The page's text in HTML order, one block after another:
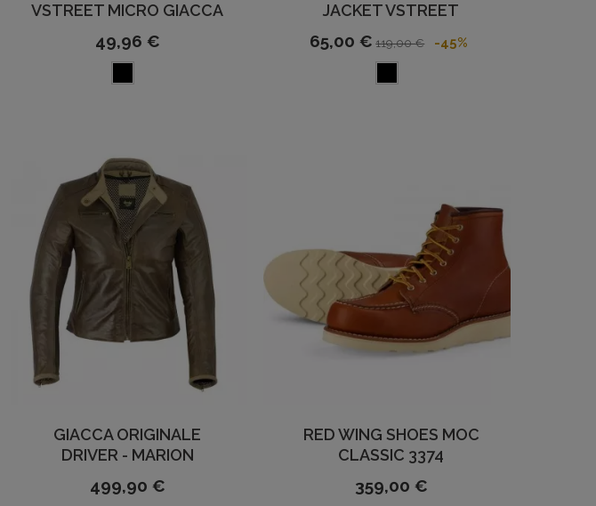
VSTREET MICRO GIACCA
49,96 €
JACKET VSTREET
65,00 € 119,00 € -45%
GIACCA ORIGINALE
DRIVER - MARION
499,90 €
RED WING SHOES MOC
CLASSIC 3374
359,00 €